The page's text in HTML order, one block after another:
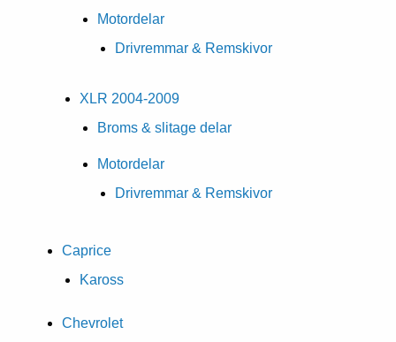
Motordelar
Drivremmar & Remskivor
XLR 2004-2009
Broms & slitage delar
Motordelar
Drivremmar & Remskivor
Caprice
Kaross
Chevrolet